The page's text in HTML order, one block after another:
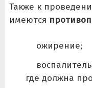
Также к
имеются
ожирение;
где должна